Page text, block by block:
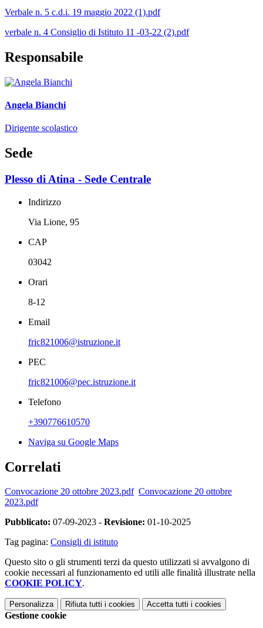
Verbale n. 5 c.d.i. 19 maggio 2022 (1).pdf
verbale n. 4 Consiglio di Istituto 11 -03-22 (2).pdf
Responsabile
Angela Bianchi
Dirigente scolastico
Sede
Plesso di Atina - Sede Centrale
Indirizzo
Via Lione, 95
CAP
03042
Orari
8-12
Email
fric821006@istruzione.it
PEC
fric821006@pec.istruzione.it
Telefono
+390776610570
Naviga su Google Maps
Correlati
Convocazione 20 ottobre 2023.pdf Convocazione 20 ottobre
2023.pdf
Pubblicato: 07-09-2023 - Revisione: 01-10-2025
Tag pagina: Consigli di istituto
Questo sito o gli strumenti terzi da questo utilizzati si avvalgono di
cookie necessari al funzionamento ed utili alle finalità illustrate nella
COOKIE POLICY.
Personalizza Rifiuta tutti i cookies Accetta tutti i cookies
Gestione cookie